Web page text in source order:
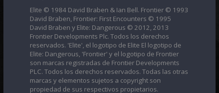
Elite © 1984 David Braben & Ian Bell. Frontier © 1993
David Braben, Frontier: First Encounters © 1995
David Braben y Elite: Dangerous © 2012, 2013
Frontier Developments Plc. Todos los derechos
reservados. 'Elite', el logotipo de Elite El logotipo de
Elite: Dangerous, 'Frontier' y el logotipo de Frontier
son marcas registradas de Frontier Developments
PLC. Todos los derechos reservados. Todas las otras
marcas y elementos sujetos a copyright son
propiedad de sus respectivos propietarios.